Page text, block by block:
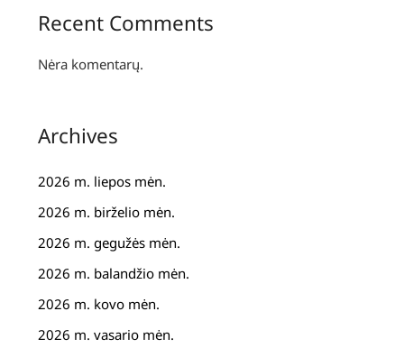
Recent Comments
Nėra komentarų.
Archives
2026 m. liepos mėn.
2026 m. birželio mėn.
2026 m. gegužės mėn.
2026 m. balandžio mėn.
2026 m. kovo mėn.
2026 m. vasario mėn.